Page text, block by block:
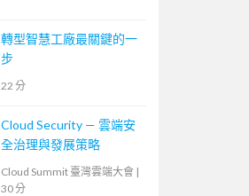
轉型智慧工廠最關鍵的一
步
22 分
Cloud Security — 雲端安
全治理與發展策略
Cloud Summit 臺灣雲端大會 |
30 分